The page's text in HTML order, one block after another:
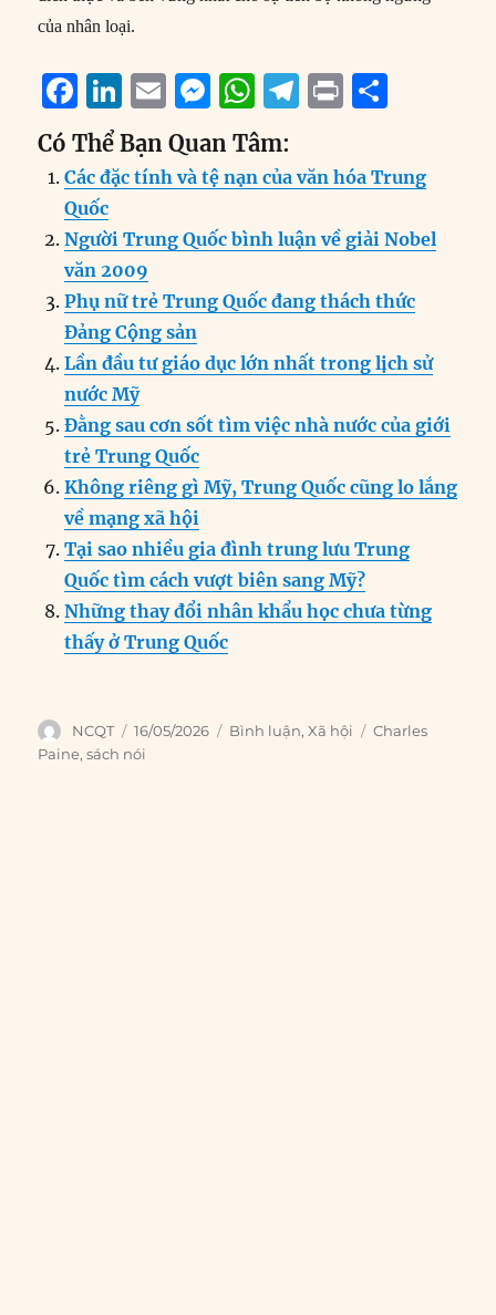
của nhân loại.
F
a
c
e
b
o
o
k
Li
n
k
e
d
I
n
E
m
ai
l
M
ss
e
n
er
W
h
at
s
A
p
T
e
g
r
m
P
n
t
re
Có Thể Bạn Quan Tâm:
Các đặc tính và tệ nạn của văn hóa Trung
Quốc
Người Trung Quốc bình luận về giải Nobel
văn 2009
Phụ nữ trẻ Trung Quốc đang thách thức
Đảng Cộng sản
Lần đầu tư giáo dục lớn nhất trong lịch sử
nước Mỹ
Đằng sau cơn sốt tìm việc nhà nước của giới
trẻ Trung Quốc
Không riêng gì Mỹ, Trung Quốc cũng lo lắng
về mạng xã hội
Tại sao nhiều gia đình trung lưu Trung
Quốc tìm cách vượt biên sang Mỹ?
Những thay đổi nhân khẩu học chưa từng
thấy ở Trung Quốc
Author
NCQT
Posted
on
16/05/2026 Categories
Bình luận,Xã hội Tags
Charles
Paine,sách nói